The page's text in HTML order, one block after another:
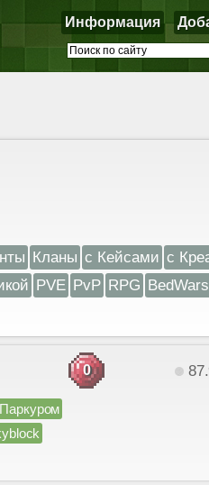
Информация
Кланы с Кейсами с
PVE PvP RPG BedWars
0